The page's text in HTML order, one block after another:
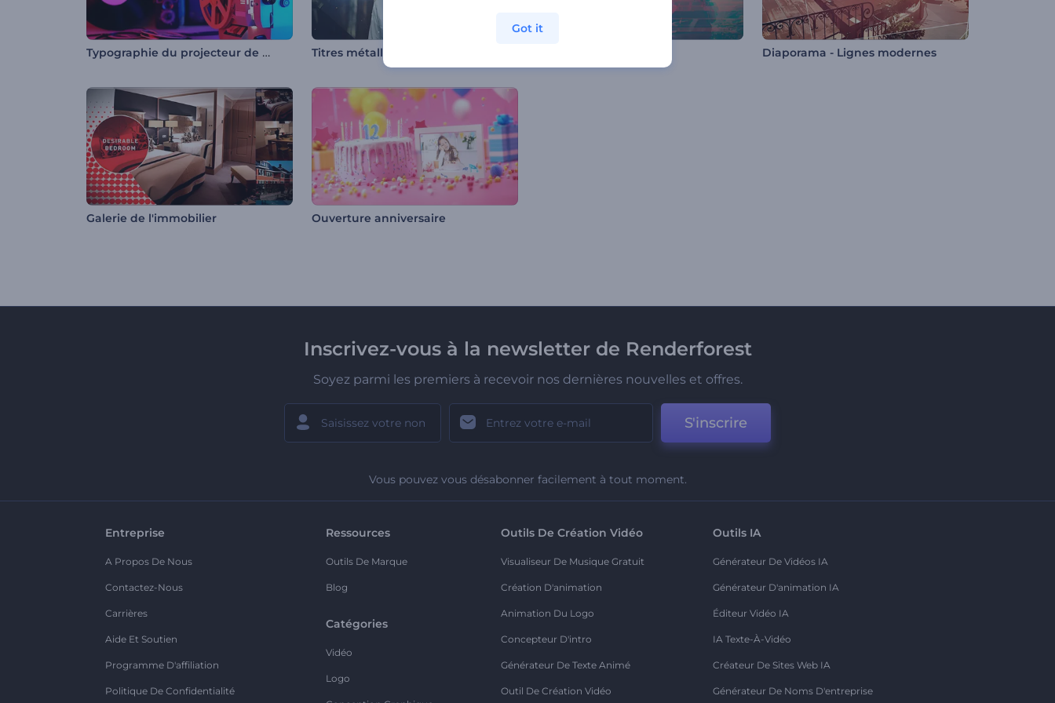
Typographie du projecteur de cinéma ancien Titres métalliques Diaporama - Lignes modernes
Galerie de l'immobilier Ouverture anniversaire
Inscrivez-vous à la newsletter de Renderforest
Soyez parmi les premiers à recevoir nos dernières nouvelles et offres.
S'inscrire
Vous pouvez vous désabonner facilement à tout moment.
Entreprise
A Propos De Nous
Contactez-Nous
Carrières
Aide Et Soutien
Programme D'affiliation
Politique De Confidentialité
Ressources
Outils De Marque
Blog
Catégories
Vidéo
Logo
Outils De Création Vidéo
Visualiseur De Musique Gratuit
Création D'animation
Animation Du Logo
Concepteur D'intro
Générateur De Texte Animé
Outil De Création Vidéo
Outils IA
Générateur De Vidéos IA
Générateur D'animation IA
Éditeur Vidéo IA
IA Texte-À-Vidéo
Créateur De Sites Web IA
Générateur De Noms D'entreprise
Got it